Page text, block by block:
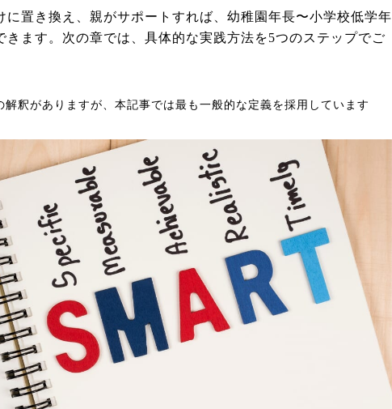
に置き換え、親がサポートすれば、幼稚園年長〜小学校低学年
きます。次の章では、具体的な実践方法を5つのステップでご
釈がありますが、本記事では最も一般的な定義を採用しています